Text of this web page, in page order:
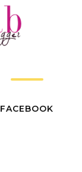
FACEBOOK